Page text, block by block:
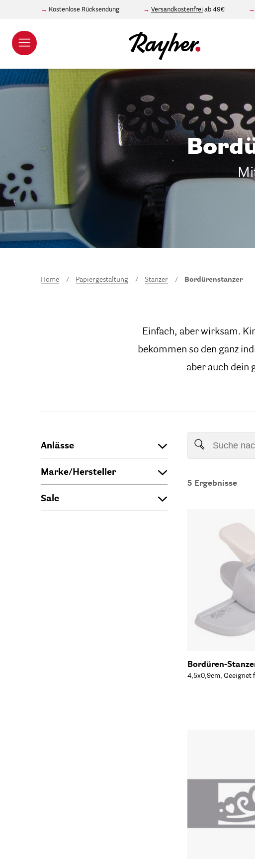
Kostenlose Rücksendung Versandkostenfrei ab 49€
Home Papiergestaltung Stanzer Bordürenstanzer
Einfach, aber wirksam.
bekommen so den ganz
aber auch dein
Anlässe
Marke/Hersteller
Sale
5 Ergebnisse
Bordüren-
4,5x0,9cm, Geeignet